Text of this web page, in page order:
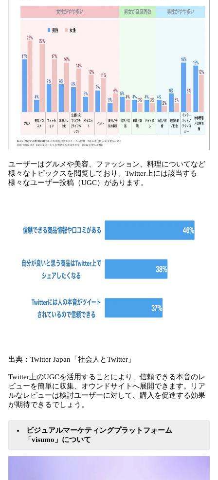
ユーザーはグルメや美容、ファッション、料理についてなど
様々なトピックスを閲覧しており、Twitter上には該当する
様々なユーザー投稿（UGC）があります。
出典：Twitter Japan「社会人とTwitter」
Twitter上のUGCを活用することにより、信頼できる本音のレ
ビューを簡単に収集、オウンドサイトへ展開できます。リア
ルなレビューは検討ユーザーに対して、購入を促進する効果
が期待できるでしょう。
ビジュアルマーケティングプラットフォーム
「visumo」について